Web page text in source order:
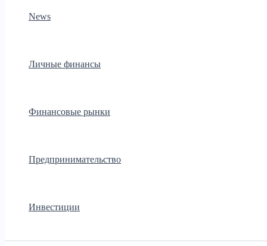
News
Личные финансы
Финансовые рынки
Предпринимательство
Инвестиции